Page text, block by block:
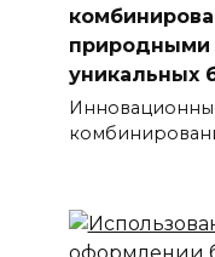
природными
уникальных